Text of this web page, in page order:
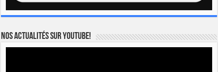
Nos actualités sur YOUTUBE!